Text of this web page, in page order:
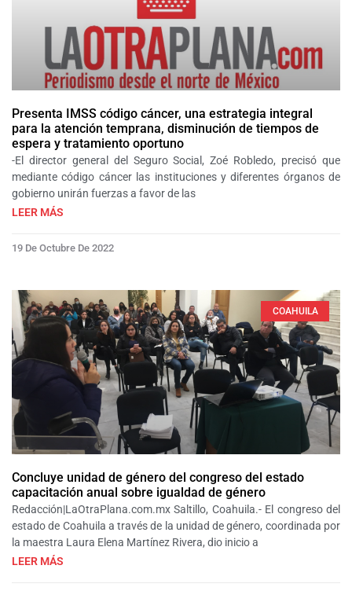
Presenta IMSS código cáncer, una estrategia integral
para la atención temprana, disminución de tiempos de
espera y tratamiento oportuno
-El director general del Seguro Social, Zoé Robledo, precisó que
mediante código cáncer las instituciones y diferentes órganos de
gobierno unirán fuerzas a favor de las
LEER MÁS
19 De Octubre De 2022
COAHUILA
Concluye unidad de género del congreso del estado
capacitación anual sobre igualdad de género
Redacción|LaOtraPlana.com.mx Saltillo, Coahuila.- El congreso del
estado de Coahuila a través de la unidad de género, coordinada por
la maestra Laura Elena Martínez Rivera, dio inicio a
LEER MÁS